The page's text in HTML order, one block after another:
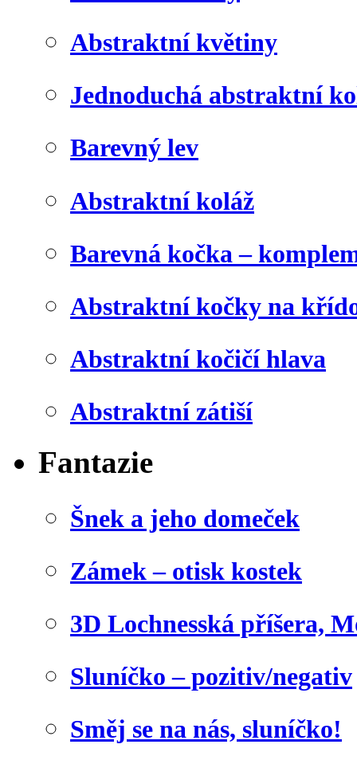
Abstraktní květiny
Jednoduchá abstraktní
Barevný lev
Abstraktní koláž
Barevná kočka –
Abstraktní kočky na
Abstraktní kočičí hlava
Abstraktní zátiší
Fantazie
Šnek a jeho domeček
Zámek – otisk kostek
3D Lochnesská příšera,
Sluníčko – pozitiv/negativ
Směj se na nás, sluníčko!